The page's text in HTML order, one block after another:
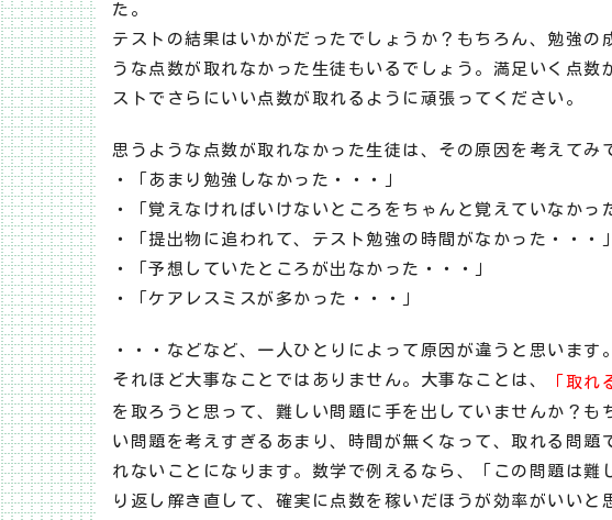
た。
テストの結果はいかがだったでしょうか？もちろん、勉強
うな点数が取れなかった生徒もいるでしょう。満足いく点
ストでさらにいい点数が取れるように頑張ってください。
思うような点数が取れなかった生徒は、その原因を考えてみ
・「あまり勉強しなかった・・・」
・「覚えなければいけないところをちゃんと覚えていなかっ
・「提出物に追われて、テスト勉強の時間がなかった・・・」
・「予想していたところが出なかった・・・」
・「ケアレスミスが多かった・・・」
・・・などなど、一人ひとりによって原因が違うと思いま
それほど大事なことではありません。大事なことは、
「取れ
を取ろうと思って、難しい問題に手を出していませんか？
い問題を考えすぎるあまり、時間が無くなって、取れる問
れないことになります。数学で例えるなら、「この問題は難
り返し解き直して、確実に点数を稼いだほうが効率がいい